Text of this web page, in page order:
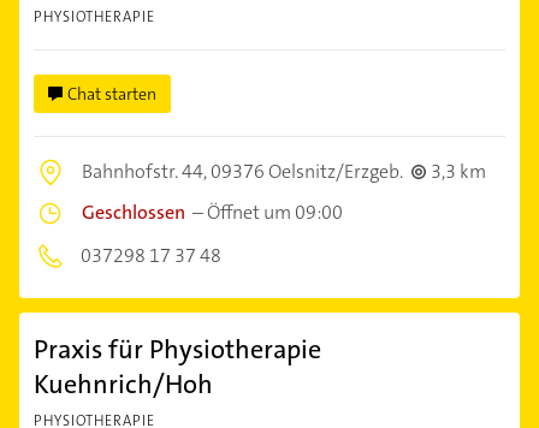
PHYSIOTHERAPIE
Chat starten
Bahnhofstr. 44,09376 Oelsnitz/Erzgeb.
3,3 km
Geschlossen –Öffnet um 09:00
037298 17 37 48
Praxis für Physiotherapie
Kuehnrich/Hoh
PHYSIOTHERAPIE